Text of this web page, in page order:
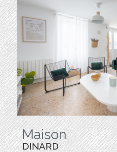
Maison
DINARD